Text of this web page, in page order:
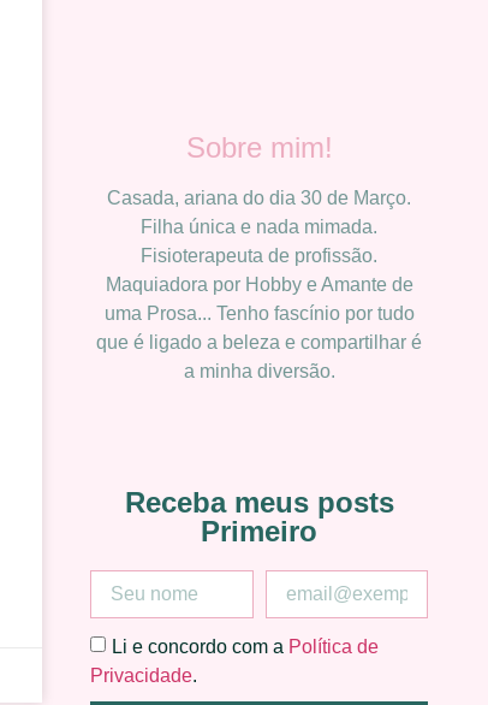
Sobre mim!
Casada, ariana do dia 30 de Março.
Filha única e nada mimada.
Fisioterapeuta de profissão.
Maquiadora por Hobby e Amante de
uma Prosa... Tenho fascínio por tudo
que é ligado a beleza e compartilhar é
a minha diversão.
Receba meus posts
Primeiro
Li e concordo com a Política de
Privacidade.